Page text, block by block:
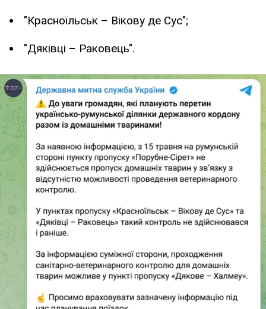
"Красноїльськ – Вікову де Сус";
"Дяківці – Раковець".